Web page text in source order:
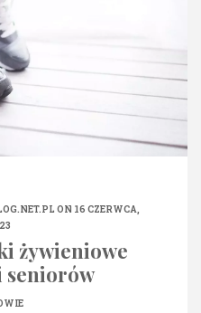
ON 16 CZERWCA,
żywieniowe
seniorów